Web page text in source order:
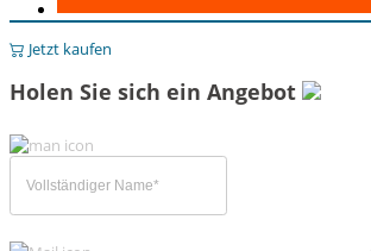
Jetzt kaufen
Holen Sie sich ein Angebot